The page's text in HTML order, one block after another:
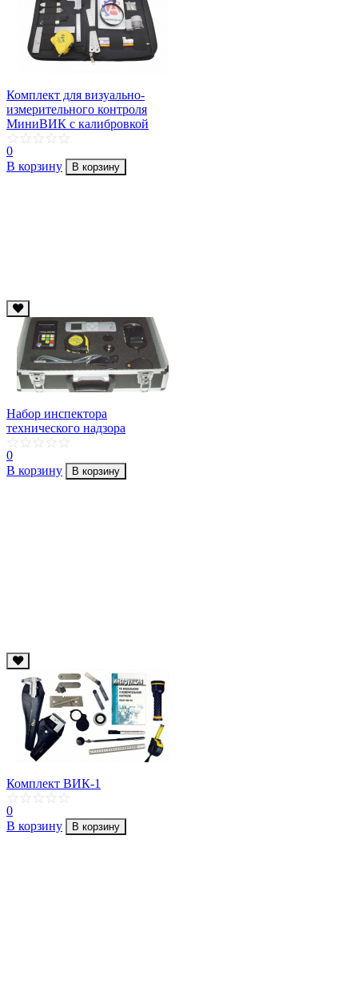
Комплект для визуально-
измерительного контроля
МиниВИК с калибровкой
0
В корзину
В корзину
Набор инспектора
технического надзора
0
В корзину
В корзину
Комплект ВИК-1
0
В корзину
В корзину